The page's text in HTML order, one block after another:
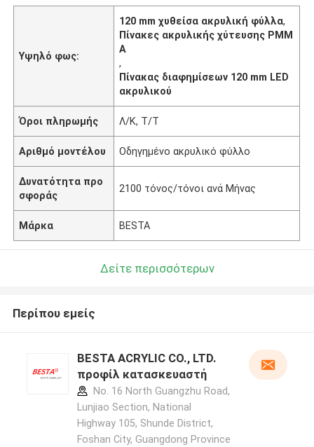
Υψηλό φως:
120 mm χυθείσα ακρυλική φύλλα,
Πίνακες ακρυλικής χύτευσης PMM
A
,
Πίνακας διαφημίσεων 120 mm LED
ακρυλικού
Όροι πληρωμής Λ/Κ, Τ/Τ
Αριθμό μοντέλου Οδηγημένο ακρυλικό φύλλο
Δυνατότητα προ
σφοράς
2100 τόνος/τόνοι ανά Μήνας
Μάρκα BESTA
Δείτε περισσότερων
Περίπου εμείς
BESTA ACRYLIC CO., LTD.
προφίλ κατασκευαστή
No. 16 North Guangzhu Road,
Lunjiao Section, National
Highway 105, Shunde District,
Foshan City, Guangdong Province